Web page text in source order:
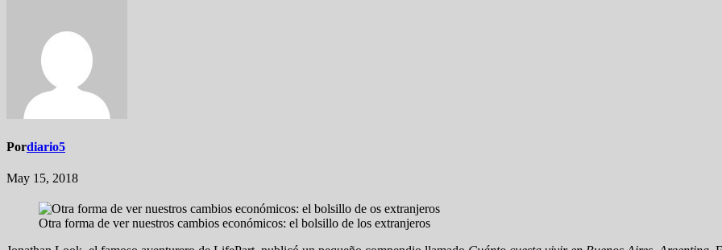
Pordiario5
May 15, 2018
Otra forma de ver nuestros cambios económicos: el bolsillo de los extranjeros